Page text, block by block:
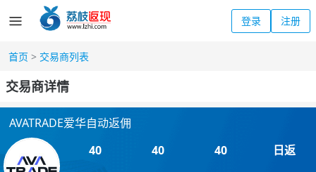
登录 注册
首页 > 交易商列表
交易商详情
AVATRADE爱华自动返佣
40
40 40 日返